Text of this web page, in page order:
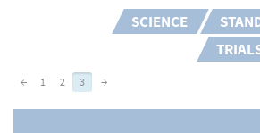
SCIENCE
← 1 2 3 →